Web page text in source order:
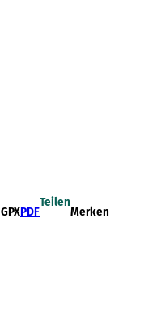
GPXPDF
Teilen
Merken